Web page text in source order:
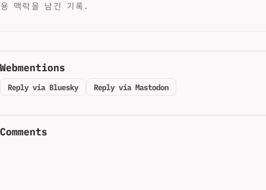
용 맥락을 남긴 기록.
Webmentions
Reply via Bluesky Reply via Mastodon
Comments